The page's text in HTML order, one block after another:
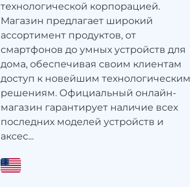
технологической корпорацией.
Магазин предлагает широкий
ассортимент продуктов, от
смартфонов до умных устройств для
дома, обеспечивая своим клиентам
доступ к новейшим технологическим
решениям. Официальный онлайн-
магазин гарантирует наличие всех
последних моделей устройств и
аксес...